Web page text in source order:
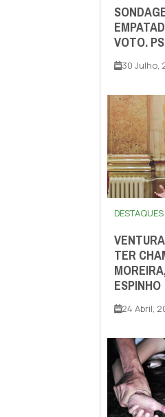
VOTO.
30 Julho,
DESTAQUES
TER
ESPINHO
24 Abril,